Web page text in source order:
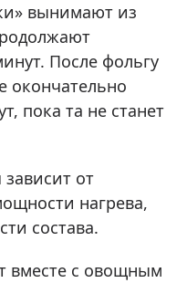
вынимают из
После фольгу
окончательно
пока та не станет
от
нагрева,
состава.
вместе с овощным